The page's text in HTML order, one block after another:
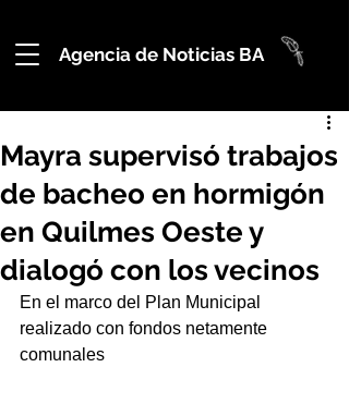
Agencia de Noticias BA
Mayra supervisó trabajos
de bacheo en hormigón
en Quilmes Oeste y
dialogó con los vecinos
En el marco del Plan Municipal
realizado con fondos netamente
comunales